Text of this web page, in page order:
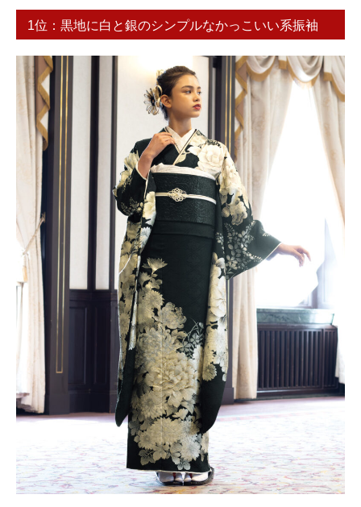
1位：黒地に白と銀のシンプルなかっこいい系振袖